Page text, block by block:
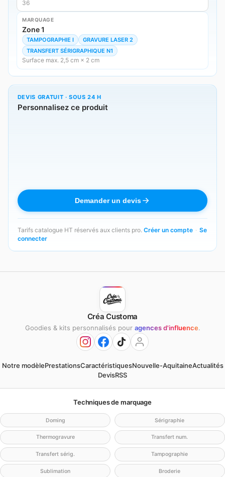
36
MARQUAGE
Zone 1
TAMPOGRAPHIE I
GRAVURE LASER 2
TRANSFERT SÉRIGRAPHIQUE N1
Surface max. 2,5 cm × 2 cm
DEVIS GRATUIT · SOUS 24 H
Personnalisez ce produit
Demander un devis
Tarifs catalogue HT réservés aux clients pro. Créer un compte · Se
connecter
Créa Customa
Goodies & kits personnalisés pour agences d'influence.
Notre modèlePrestationsCaractéristiquesNouvelle-AquitaineActualités
DevisRSS
Techniques de marquage
Doming Sérigraphie
Thermogravure Transfert num.
Transfert sérig. Tampographie
Sublimation Broderie